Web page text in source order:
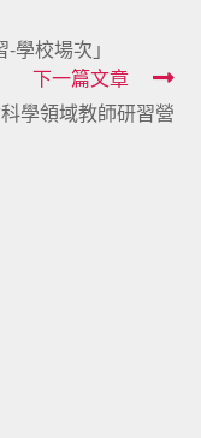
學校場次」
下一篇文章
學領域教師研習營